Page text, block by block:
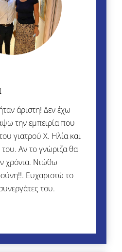
άριστη! Δεν έχω
την εμπειρία που
γιατρού Χ. Ηλία και
Αν το γνώριζα θα
χρόνια. Νιώθω
Ευχαριστώ το
του.